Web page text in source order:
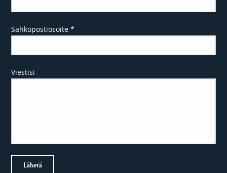
Sähköpostiosoite*
Viestisi